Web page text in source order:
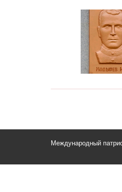
Международный